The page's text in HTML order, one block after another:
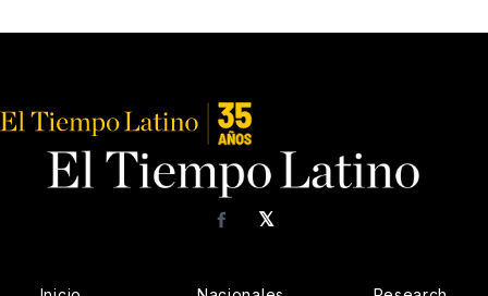
𝕏
Facebook